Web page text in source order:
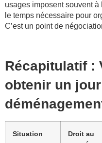
usages imposent souvent
le temps nécessaire pour
C’est un point de
Récapitulatif :
obtenir un
Situation
Droit au